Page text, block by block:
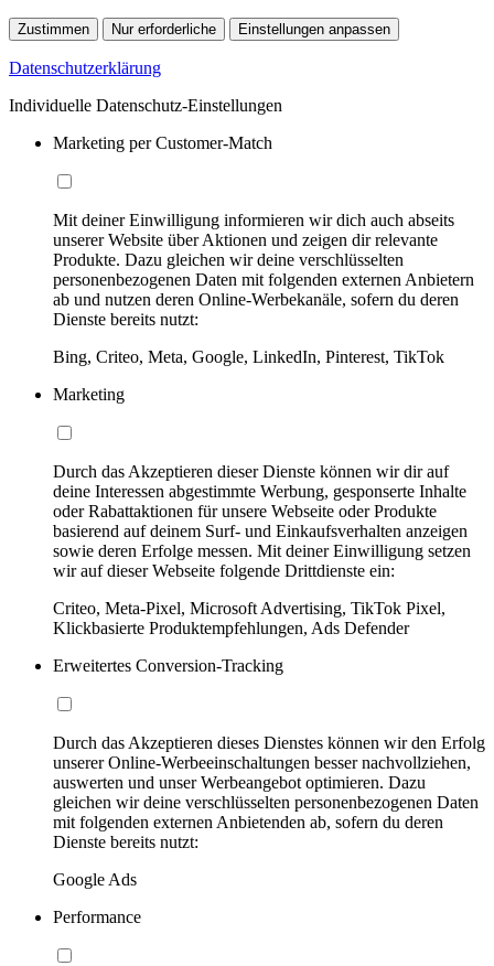
Zustimmen Nur erforderliche Einstellungen anpassen
Datenschutzerklärung
Individuelle Datenschutz-Einstellungen
Marketing per Customer-Match
Mit deiner Einwilligung informieren wir dich auch abseits
unserer Website über Aktionen und zeigen dir relevante
Produkte. Dazu gleichen wir deine verschlüsselten
personenbezogenen Daten mit folgenden externen Anbietern
ab und nutzen deren Online-Werbekanäle, sofern du deren
Dienste bereits nutzt:
Bing, Criteo, Meta, Google, LinkedIn, Pinterest, TikTok
Marketing
Durch das Akzeptieren dieser Dienste können wir dir auf
deine Interessen abgestimmte Werbung, gesponserte Inhalte
oder Rabattaktionen für unsere Webseite oder Produkte
basierend auf deinem Surf- und Einkaufsverhalten anzeigen
sowie deren Erfolge messen. Mit deiner Einwilligung setzen
wir auf dieser Webseite folgende Drittdienste ein:
Criteo, Meta-Pixel, Microsoft Advertising, TikTok Pixel,
Klickbasierte Produktempfehlungen, Ads Defender
Erweitertes Conversion-Tracking
Durch das Akzeptieren dieses Dienstes können wir den Erfolg
unserer Online-Werbeeinschaltungen besser nachvollziehen,
auswerten und unser Werbeangebot optimieren. Dazu
gleichen wir deine verschlüsselten personenbezogenen Daten
mit folgenden externen Anbietenden ab, sofern du deren
Dienste bereits nutzt:
Google Ads
Performance